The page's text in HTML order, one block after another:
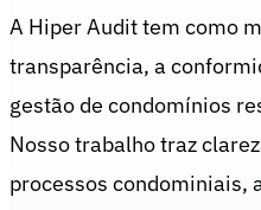
A Hiper Audit tem como
transparência, a
gestão de condomínios
Nosso trabalho traz
processos condominiais,